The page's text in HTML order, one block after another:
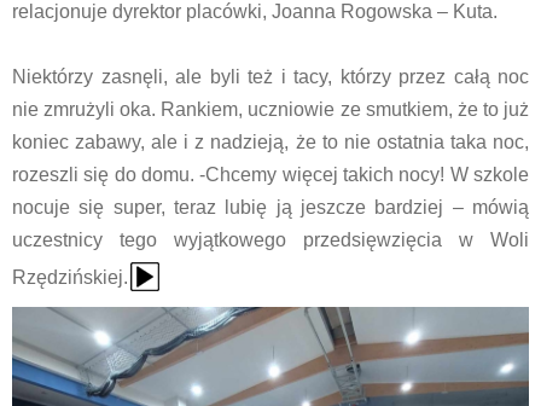
relacjonuje dyrektor placówki, Joanna Rogowska – Kuta.
Niektórzy zasnęli, ale byli też i tacy, którzy przez całą noc
nie zmrużyli oka. Rankiem, uczniowie ze smutkiem, że to już
koniec zabawy, ale i z nadzieją, że to nie ostatnia taka noc,
rozeszli się do domu. -Chcemy więcej takich nocy! W szkole
nocuje się super, teraz lubię ją jeszcze bardziej – mówią
uczestnicy tego wyjątkowego przedsięwzięcia w Woli
Rzędzińskiej.
{Play}